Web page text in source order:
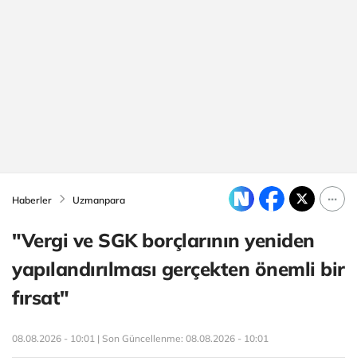
Haberler Uzmanpara
"Vergi ve SGK borçlarının yeniden
yapılandırılması gerçekten önemli bir
fırsat"
08.08.2026 - 10:01 | Son Güncellenme: 08.08.2026 - 10:01